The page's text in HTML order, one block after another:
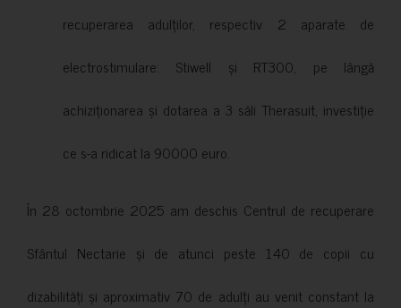
recuperarea adulților, respectiv 2 aparate de
electrostimulare: Stiwell și RT300, pe lângă
achiziționarea și dotarea a 3 săli Therasuit, investiție
ce s-a ridicat la 90000 euro.
În 28 octombrie 2025 am deschis Centrul de recuperare
Sfântul Nectarie și de atunci peste 140 de copii cu
dizabilități și aproximativ 70 de adulți au venit constant la